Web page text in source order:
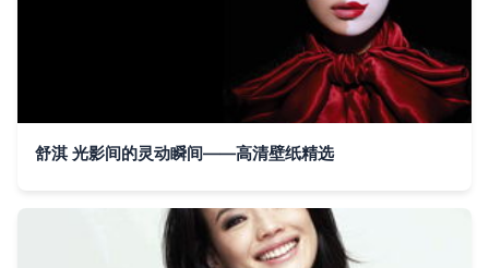
舒淇 光影间的灵动瞬间——高清壁纸精选